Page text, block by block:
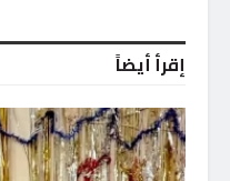
إقرأ أيضاً